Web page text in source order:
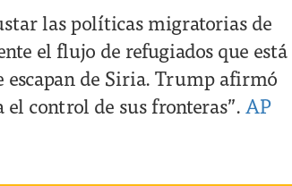
las políticas migratorias de
el flujo de refugiados que está
escapan de Siria. Trump afirmó
el control de sus fronteras”.AP